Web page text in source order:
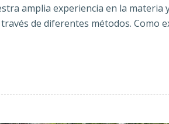
amplia experiencia en la materia
de diferentes métodos. Como